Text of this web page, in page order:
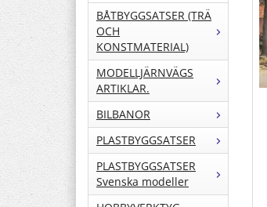
BÅTBYGGSATSER (TRÄ
OCH
KONSTMATERIAL)
MODELLJÄRNVÄGS
ARTIKLAR.
BILBANOR
PLASTBYGGSATSER
PLASTBYGGSATSER
Svenska modeller